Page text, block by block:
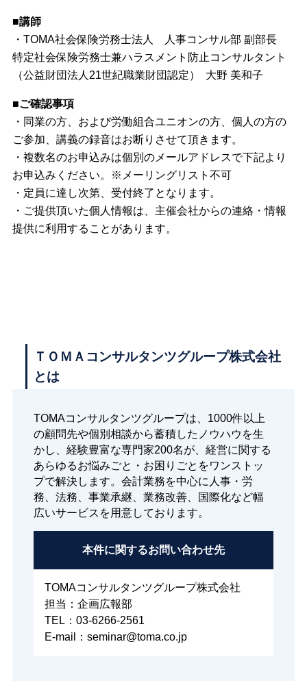
■講師
・TOMA社会保険労務士法人 人事コンサル部 副部長
特定社会保険労務士兼ハラスメント防止コンサルタント
（公益財団法人21世紀職業財団認定） 大野 美和子
■ご確認事項
・同業の方、および労働組合ユニオンの方、個人の方の
ご参加、講義の録音はお断りさせて頂きます。
・複数名のお申込みは個別のメールアドレスで下記より
お申込みください。※メーリングリスト不可
・定員に達し次第、受付終了となります。
・ご提供頂いた個人情報は、主催会社からの連絡・情報
提供に利用することがあります。
ＴＯＭＡコンサルタンツグループ株式会社
とは
TOMAコンサルタンツグループは、1000件以上
の顧問先や個別相談から蓄積したノウハウを生
かし、経験豊富な専門家200名が、経営に関する
あらゆるお悩みごと・お困りごとをワンストッ
プで解決します。会計業務を中心に人事・労
務、法務、事業承継、業務改善、国際化など幅
広いサービスを用意しております。
本件に関するお問い合わせ先
TOMAコンサルタンツグループ株式会社
担当：企画広報部
TEL：03-6266-2561
E-mail：seminar@toma.co.jp